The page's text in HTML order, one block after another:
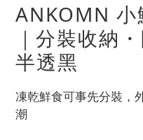
ANKOMN 小
｜分裝收納
半透黑
凍乾鮮食可事先分裝，
潮